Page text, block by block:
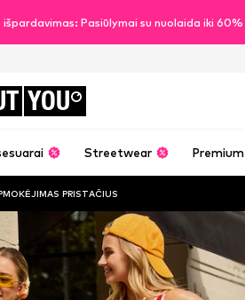
išpardavimas: Pasiūlymai su nuolaida iki 60%
YOU
Streetwear Premium
PRISTAČIUS